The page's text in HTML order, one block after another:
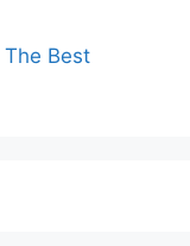
Best